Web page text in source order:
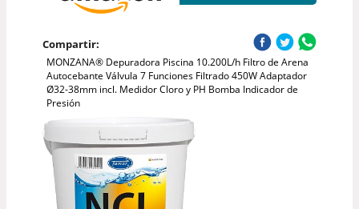
Compartir:
MONZANA® Depuradora Piscina 10.200L/h Filtro de Arena
Autocebante Válvula 7 Funciones Filtrado 450W Adaptador
Ø32-38mm incl. Medidor Cloro y PH Bomba Indicador de
Presión